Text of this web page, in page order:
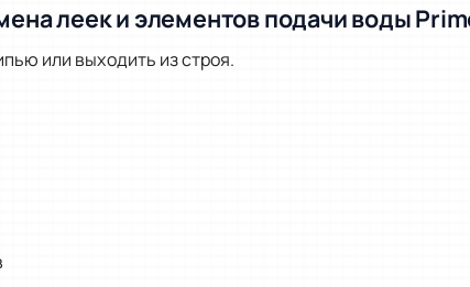
леек и элементов подачи воды
или выходить из строя.